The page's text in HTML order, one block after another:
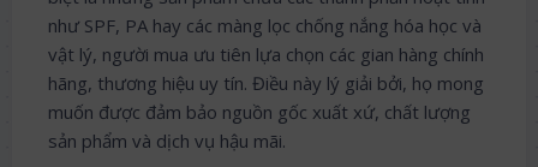
như SPF, PA hay các màng lọc chống nắng hóa học và
vật lý, người mua ưu tiên lựa chọn các gian hàng chính
hãng, thương hiệu uy tín. Điều này lý giải bởi, họ mong
muốn được đảm bảo nguồn gốc xuất xứ, chất lượng
sản phẩm và dịch vụ hậu mãi.